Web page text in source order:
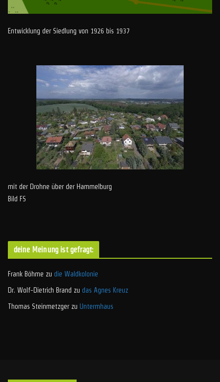
Entwicklung der Siedlung von 1926 bis 1937
mit der Drohne über der Hammelburg
Bild FS
deine Meinung ist gefragt:
Frank Böhme zu die Waldkolonie
Dr. Wolf-Dietrich Brand zu das Agnes Kreuz
Thomas Steinmetzger zu Untermhaus